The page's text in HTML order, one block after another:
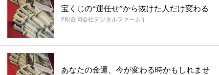
宝くじの“運任せ”から抜けた人だけ変わる
PR(合同会社デジタルファーム )
あなたの金運、今が変わる時かもしれませ